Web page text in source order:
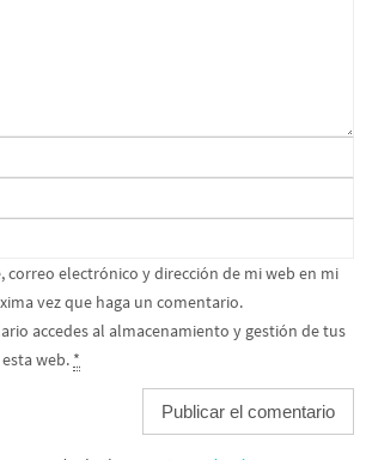
correo electrónico y dirección de mi web en mi
vez que haga un comentario.
accedes al almacenamiento y gestión de tus
web. *